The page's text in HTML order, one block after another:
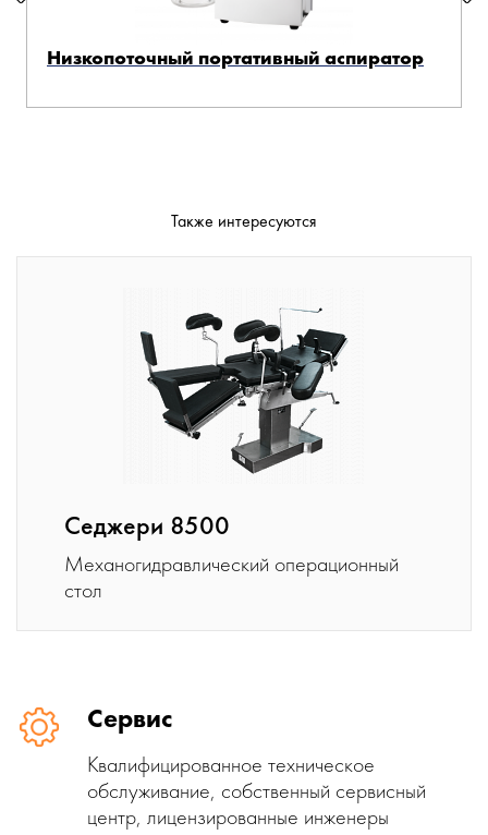
Низкопоточный портативный аспиратор
Также интересуются
Седжери 8500
Механогидравличес­кий операционный
стол
Сервис
Квалифицированное техническое
обслуживание, собственный сервисный
центр, лицензированные инженеры